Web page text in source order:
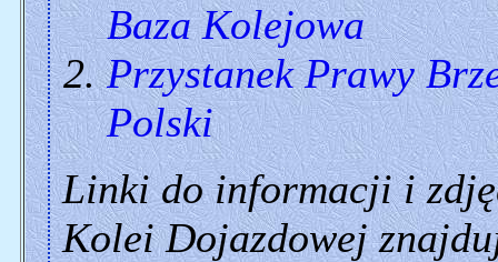
Baza Kolejowa
Przystanek Prawy
Polski
Linki do informacji i
Kolei Dojazdowej